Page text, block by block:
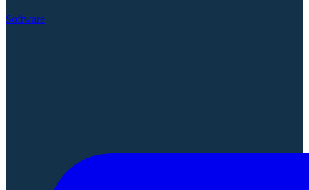
Software